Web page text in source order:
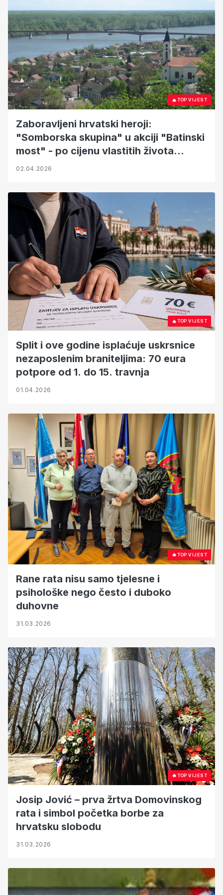
🔥TOP VIJEST
Zaboravljeni hrvatski heroji:
"Somborska skupina" u akciji "Batinski
most" - po cijenu vlastitih života
pokušali su nemoguće
02.04.2026
🔥TOP VIJEST
Split i ove godine isplaćuje uskrsnice
nezaposlenim braniteljima: 70 eura
potpore od 1. do 15. travnja
01.04.2026
🔥TOP VIJEST
Rane rata nisu samo tjelesne i
psihološke nego često i duboko
duhovne
31.03.2026
🔥TOP VIJEST
Josip Jović – prva žrtva Domovinskog
rata i simbol početka borbe za
hrvatsku slobodu
31.03.2026